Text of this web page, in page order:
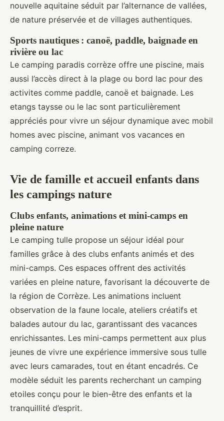
nouvelle aquitaine séduit par l’alternance de vallées,
de nature préservée et de villages authentiques.
Sports nautiques : canoë, paddle, baignade en
rivière ou lac
Le camping paradis corrèze offre une piscine, mais
aussi l’accès direct à la plage ou bord lac pour des
activites comme paddle, canoë et baignade. Les
etangs taysse ou le lac sont particulièrement
appréciés pour vivre un séjour dynamique avec mobil
homes avec piscine, animant vos vacances en
camping correze.
Vie de famille et accueil enfants dans
les campings nature
Clubs enfants, animations et mini-camps en
pleine nature
Le camping tulle propose un séjour idéal pour
familles grâce à des clubs enfants animés et des
mini-camps. Ces espaces offrent des activités
variées en pleine nature, favorisant la découverte de
la région de Corrèze. Les animations incluent
observation de la faune locale, ateliers créatifs et
balades autour du lac, garantissant des vacances
enrichissantes. Les mini-camps permettent aux plus
jeunes de vivre une expérience immersive sous tulle
avec leurs camarades, tout en étant encadrés. Ce
modèle séduit les parents recherchant un camping
etoiles conçu pour le bien-être des enfants et la
tranquillité d’esprit.